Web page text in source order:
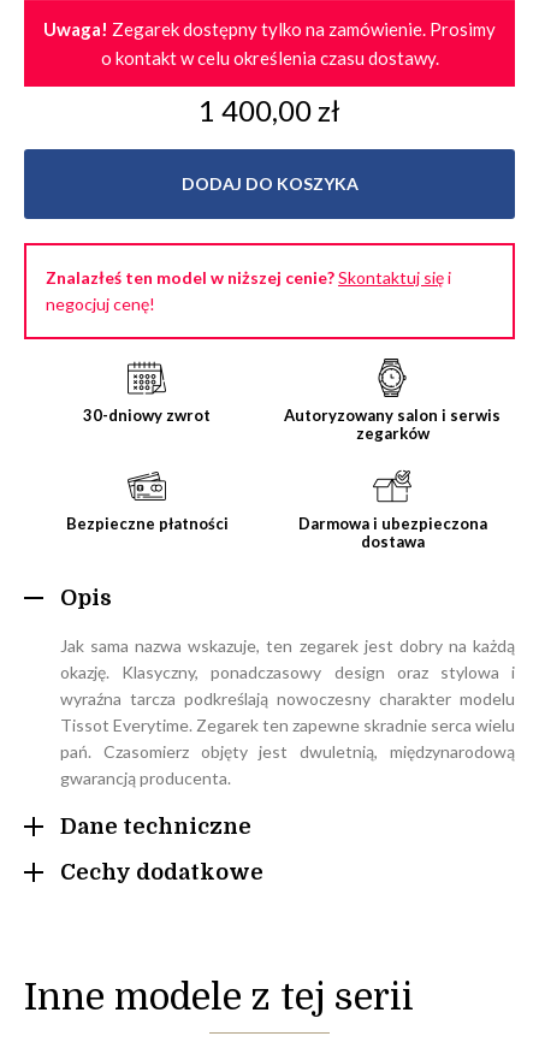
Uwaga! Zegarek dostępny tylko na zamówienie. Prosimy
o kontakt w celu określenia czasu dostawy.
1 400,00 zł
DODAJ DO KOSZYKA
Znalazłeś ten model w niższej cenie?Skontaktuj sięi
negocjuj cenę!
30-dniowy zwrot
Autoryzowany salon i serwis
zegarków
Bezpieczne płatności
Darmowa i ubezpieczona
dostawa
Opis
Jak sama nazwa wskazuje, ten zegarek jest dobry na każdą
okazję. Klasyczny, ponadczasowy design oraz stylowa i
wyraźna tarcza podkreślają nowoczesny charakter modelu
Tissot Everytime. Zegarek ten zapewne skradnie serca wielu
pań. Czasomierz objęty jest dwuletnią, międzynarodową
gwarancją producenta.
Dane techniczne
Cechy dodatkowe
Inne modele z tej serii